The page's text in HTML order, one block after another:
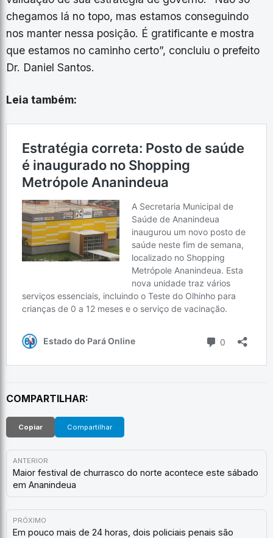
chegamos lá no topo, mas estamos conseguindo
nos manter nessa posição. É gratificante e mostra
que estamos no caminho certo”, concluiu o prefeito
Dr. Daniel Santos.
Leia também:
COMPARTILHAR:
Copiar Compartilhar
ANTERIOR
Maior festival de churrasco do norte acontece este sábado
em Ananindeua
PRÓXIMO
Em pouco mais de 24 horas, dois policiais penais são